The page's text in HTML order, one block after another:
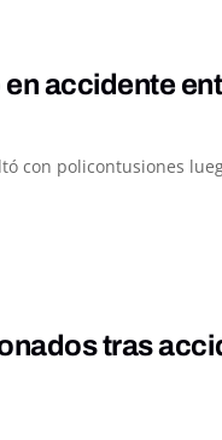
accidente
con policontusiones
tras